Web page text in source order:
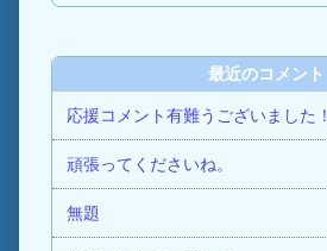
最近のコメント
応援コメント有難うございました！
頑張ってくださいね。
無題